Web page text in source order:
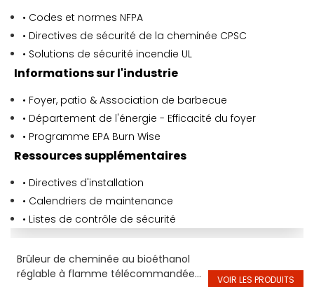
• Codes et normes NFPA
• Directives de sécurité de la cheminée CPSC
• Solutions de sécurité incendie UL
Informations sur l'industrie
• Foyer, patio & Association de barbecue
• Département de l'énergie - Efficacité du foyer
• Programme EPA Burn Wise
Ressources supplémentaires
• Directives d'installation
• Calendriers de maintenance
• Listes de contrôle de sécurité
Brûleur de cheminée au bioéthanol
réglable à flamme télécommandée
VOIR LES PRODUITS